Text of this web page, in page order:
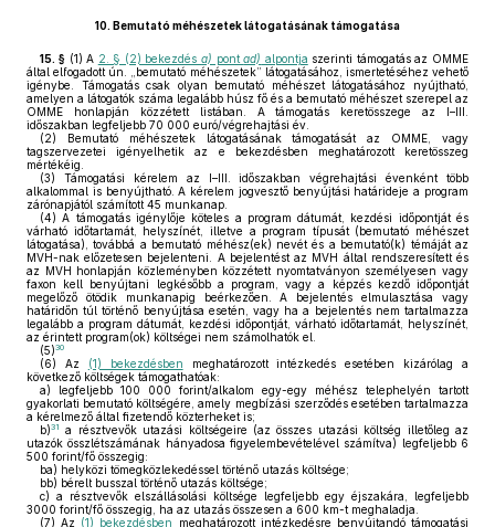
10. Bemutató méhészetek látogatásának támogatása
15. § (1) A 2. § (2) bekezdésa) pontad) alpontja szerinti támogatás az OMME
által elfogadott ún. „bemutató méhészetek” látogatásához, ismertetéséhez vehető
igénybe. Támogatás csak olyan bemutató méhészet látogatásához nyújtható,
amelyen a látogatók száma legalább húsz fő és a bemutató méhészet szerepel az
OMME honlapján közzétett listában. A támogatás keretösszege az I–III.
időszakban legfeljebb 70 000 euró/végrehajtási év.
(2) Bemutató méhészetek látogatásának támogatását az OMME, vagy
tagszervezetei igényelhetik az e bekezdésben meghatározott keretösszeg
mértékéig.
(3) Támogatási kérelem az I–III. időszakban végrehajtási évenként több
alkalommal is benyújtható. A kérelem jogvesztő benyújtási határideje a program
zárónapjától számított 45 munkanap.
(4) A támogatás igénylője köteles a program dátumát, kezdési időpontját és
várható időtartamát, helyszínét, illetve a program típusát (bemutató méhészet
látogatása), továbbá a bemutató méhész(ek) nevét és a bemutató(k) témáját az
MVH-nak előzetesen bejelenteni. A bejelentést az MVH által rendszeresített és
az MVH honlapján közleményben közzétett nyomtatványon személyesen vagy
faxon kell benyújtani legkésőbb a program, vagy a képzés kezdő időpontját
megelőző ötödik munkanapig beérkezően. A bejelentés elmulasztása vagy
határidőn túl történő benyújtása esetén, vagy ha a bejelentés nem tartalmazza
legalább a program dátumát, kezdési időpontját, várható időtartamát, helyszínét,
az érintett program(ok) költségei nem számolhatók el.
(5)30
(6) Az (1) bekezdésben meghatározott intézkedés esetében kizárólag a
következő költségek támogathatóak:
a) legfeljebb 100 000 forint/alkalom egy-egy méhész telephelyén tartott
gyakorlati bemutató költségére, amely megbízási szerződés esetében tartalmazza
a kérelmező által fizetendő közterheket is;
b)31
a résztvevők utazási költségeire (az összes utazási költség illetőleg az
utazók összlétszámának hányadosa figyelembevételével számítva) legfeljebb 6
500 forint/fő összegig:
ba) helyközi tömegközlekedéssel történő utazás költsége;
bb) bérelt busszal történő utazás költsége;
c) a résztvevők elszállásolási költsége legfeljebb egy éjszakára, legfeljebb
3000 forint/fő összegig, ha az utazás összesen a 600 km-t meghaladja.
(7) Az (1) bekezdésben
meghatározott intézkedésre benyújtandó támogatási